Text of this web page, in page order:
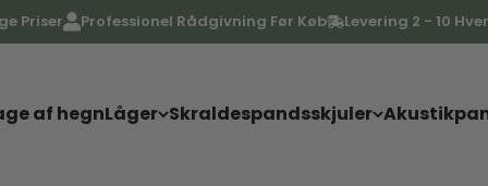
Priser Professionel Rådgivning Før Køb Levering 2 - 10
af hegnLåger Skraldespandsskjuler